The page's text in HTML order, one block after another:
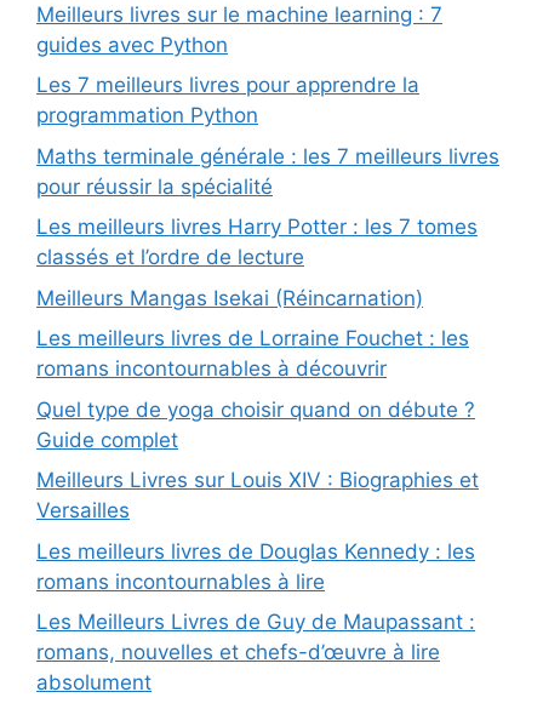
Meilleurs livres sur le machine learning : 7
guides avec Python
Les 7 meilleurs livres pour apprendre la
programmation Python
Maths terminale générale : les 7 meilleurs livres
pour réussir la spécialité
Les meilleurs livres Harry Potter : les 7 tomes
classés et l’ordre de lecture
Meilleurs Mangas Isekai (Réincarnation)
Les meilleurs livres de Lorraine Fouchet : les
romans incontournables à découvrir
Quel type de yoga choisir quand on débute ?
Guide complet
Meilleurs Livres sur Louis XIV : Biographies et
Versailles
Les meilleurs livres de Douglas Kennedy : les
romans incontournables à lire
Les Meilleurs Livres de Guy de Maupassant :
romans, nouvelles et chefs-d’œuvre à lire
absolument